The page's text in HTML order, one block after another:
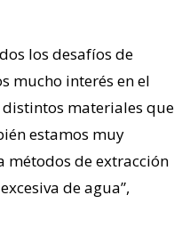
los desafíos de
mucho interés en el
materiales que
estamos muy
métodos de extracción
de agua”,